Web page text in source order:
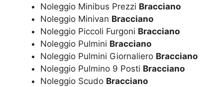
Noleggio Minibus Prezzi Bracciano
Noleggio Minivan Bracciano
Noleggio Piccoli Furgoni Bracciano
Noleggio Pulmini Bracciano
Noleggio Pulmini Giornaliero Bracciano
Noleggio Pulmino 9 Posti Bracciano
Noleggio Scudo Bracciano